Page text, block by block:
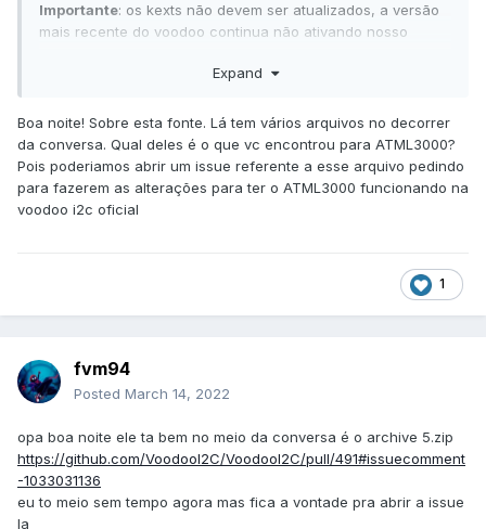
Importante: os kexts não devem ser atualizados, a versão
mais recente do voodoo continua não ativando nosso
I2C_atml3000.zip
Expand
Boa noite! Sobre esta fonte. Lá tem vários arquivos no decorrer
da conversa. Qual deles é o que vc encontrou para ATML3000?
Pois poderiamos abrir um issue referente a esse arquivo pedindo
para fazerem as alterações para ter o ATML3000 funcionando na
voodoo i2c oficial
1
fvm94
Posted March 14, 2022
opa boa noite ele ta bem no meio da conversa é o archive 5.zip
https://github.com/VoodooI2C/VoodooI2C/pull/491#issuecomment
-1033031136
eu to meio sem tempo agora mas fica a vontade pra abrir a issue
la